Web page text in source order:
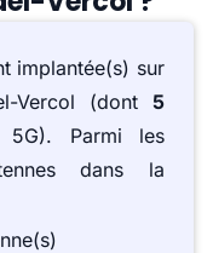
implantée(s) sur
Vercol (dont 5
5G). Parmi les
dans la